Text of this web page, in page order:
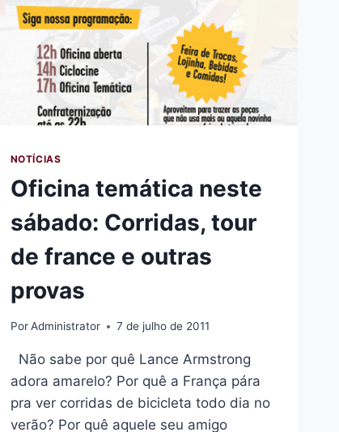
NOTÍCIAS
Oficina temática neste
sábado: Corridas, tour
de france e outras
provas
Por Administrator 7 de julho de 2011
Não sabe por quê Lance Armstrong
adora amarelo? Por quê a França pára
pra ver corridas de bicicleta todo dia no
verão? Por quê aquele seu amigo